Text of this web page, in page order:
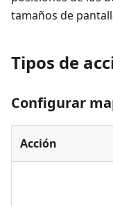
tamaños de
Tipos de
Configurar
Acción